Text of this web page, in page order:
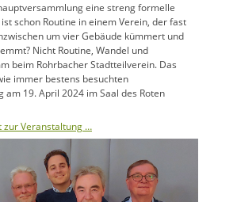
eine streng formelle
schon Routine in einem Verein, der fast
um vier Gebäude kümmert und
Nicht Routine, Wandel und
beim Rohrbacher Stadtteilverein. Das
immer bestens besuchten
am 19. April 2024 im Saal des Roten
zur Veranstaltung …